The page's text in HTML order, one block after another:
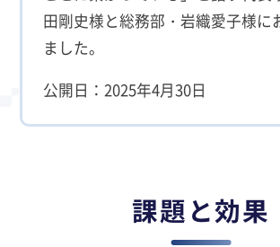
田剛史様と総務部・岩織愛子様に
ました。
公開日：2025年4月30日
課題と効果